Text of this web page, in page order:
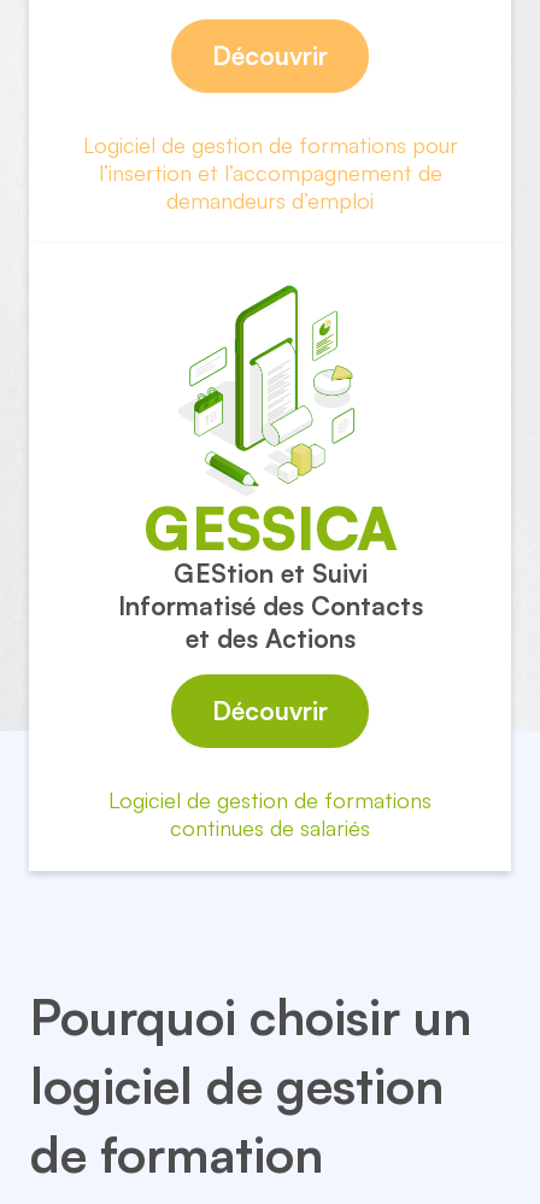
Découvrir
Logiciel de gestion de formations pour
l’insertion et l’accompagnement de
demandeurs d’emploi
GESSICA
GEStion et Suivi
Informatisé des Contacts
et des Actions
Découvrir
Logiciel de gestion de formations
continues de salariés
Pourquoi choisir un
logiciel de gestion
de formation